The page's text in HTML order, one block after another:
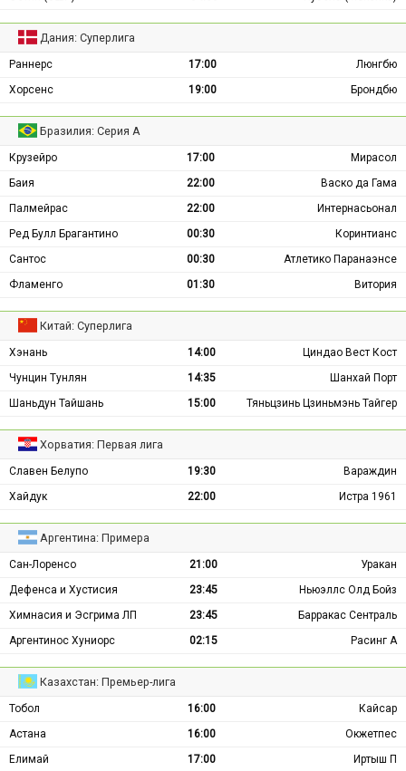
Дания: Суперлига
Раннерс 17:00
Люнгбю
Хорсенс
19:00 Брондбю
Бразилия: Серия А
Крузейро 17:00
Мирасол
Баия
22:00
Васко да Гама
Палмейрас
22:00
Интернасьонал
Ред Булл Брагантино
00:30
Коринтианс
Сантос
00:30
Атлетико Паранаэнсе
Фламенго
01:30 Витория
Китай: Суперлига
Хэнань 14:00
Циндао Вест Кост
Чунцин Тунлян
14:35
Шанхай Порт
Шаньдун Тайшань
15:00 Тяньцзинь Цзиньмэнь Тайгер
Хорватия: Первая лига
Славен Белупо 19:30
Вараждин
Хайдук
22:00 Истра 1961
Аргентина: Примера
Сан-Лоренсо 21:00
Уракан
Дефенса и Хустисия
23:45
Ньюэллс Олд Бойз
Химнасия и Эсгрима ЛП
23:45
Барракас Сентраль
Аргентинос Хуниорс
02:15 Расинг А
Казахстан: Премьер-лига
Тобол 16:00
Кайсар
Астана
16:00
Окжетпес
Елимай
17:00
Иртыш П